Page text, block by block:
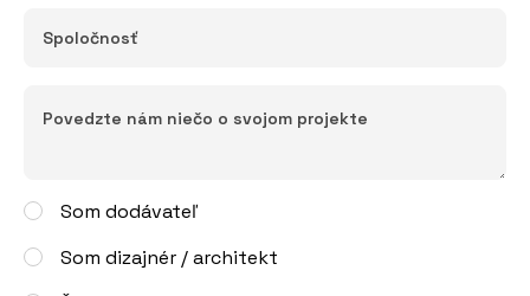
Som dodávateľ
Som dizajnér / architekt